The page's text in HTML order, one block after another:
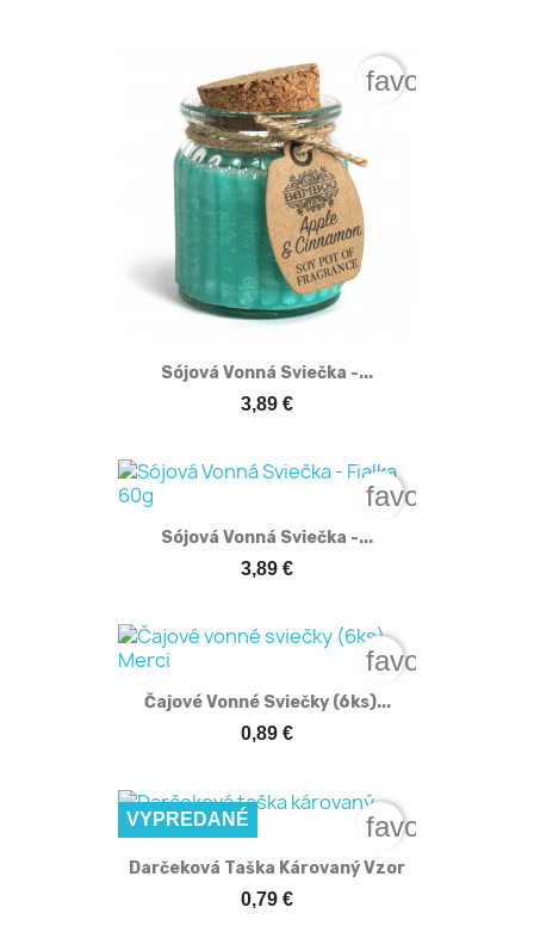
Sójová Vonná Sviečka -...
3,89 €
Sójová Vonná Sviečka -...
3,89 €
Čajové Vonné Sviečky (6ks)...
0,89 €
Darčeková Taška Károvaný Vzor
0,79 €
VYPREDANÉ